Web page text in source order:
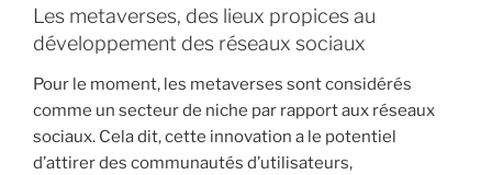
Les metaverses, des lieux propices au
développement des réseaux sociaux
Pour le moment, les metaverses sont considérés
comme un secteur de niche par rapport aux réseaux
sociaux. Cela dit, cette innovation a le potentiel
d’attirer des communautés d’utilisateurs,